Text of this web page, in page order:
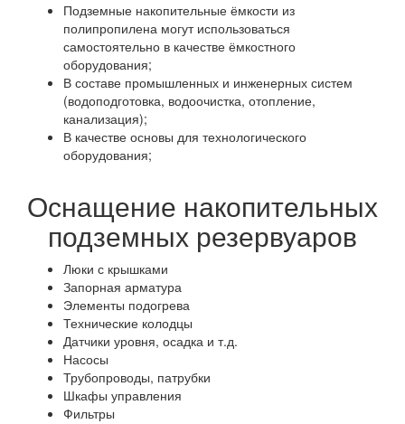
Подземные накопительные ёмкости из
полипропилена могут использоваться
самостоятельно в качестве ёмкостного
оборудования;
В составе промышленных и инженерных систем
(водоподготовка, водоочистка, отопление,
канализация);
В качестве основы для технологического
оборудования;
Оснащение накопительных
подземных резервуаров
Люки с крышками
Запорная арматура
Элементы подогрева
Технические колодцы
Датчики уровня, осадка и т.д.
Насосы
Трубопроводы, патрубки
Шкафы управления
Фильтры